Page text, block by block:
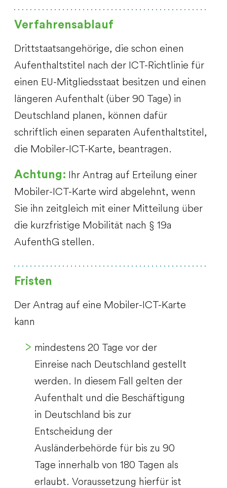
Verfahrensablauf
Drittstaatsangehörige, die schon einen
Aufenthaltstitel nach der ICT-Richtlinie für
einen EU-Mitgliedsstaat besitzen und einen
längeren Aufenthalt (über 90 Tage) in
Deutschland planen, können dafür
schriftlich einen separaten Aufenthaltstitel,
die Mobiler-ICT-Karte, beantragen.
Achtung: Ihr Antrag auf Erteilung einer
Mobiler-ICT-Karte wird abgelehnt, wenn
Sie ihn zeitgleich mit einer Mitteilung über
die kurzfristige Mobilität nach § 19a
AufenthG stellen.
Fristen
Der Antrag auf eine Mobiler-ICT-Karte
kann
mindestens 20 Tage vor der
Einreise nach Deutschland gestellt
werden. In diesem Fall gelten der
Aufenthalt und die Beschäftigung
in Deutschland bis zur
Entscheidung der
Ausländerbehörde für bis zu 90
Tage innerhalb von 180 Tagen als
erlaubt. Voraussetzung hierfür ist